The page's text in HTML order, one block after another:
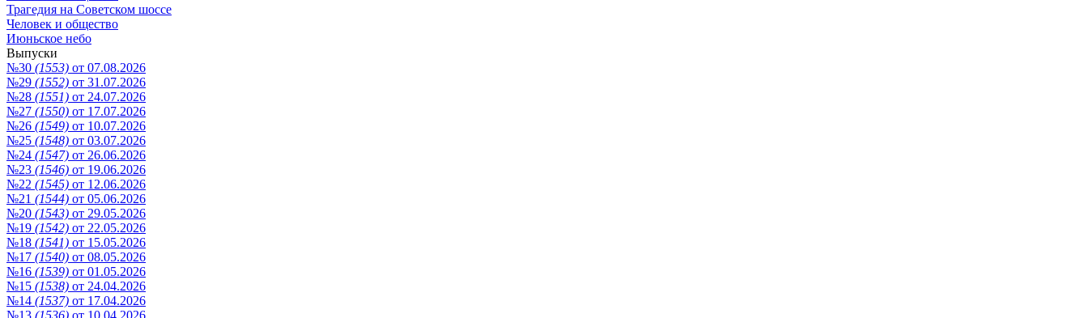
Трагедия на Советском шоссе
Человек и общество
Июньское небо
Выпуски
№30 (1553) от 07.08.2026
№29 (1552) от 31.07.2026
№28 (1551) от 24.07.2026
№27 (1550) от 17.07.2026
№26 (1549) от 10.07.2026
№25 (1548) от 03.07.2026
№24 (1547) от 26.06.2026
№23 (1546) от 19.06.2026
№22 (1545) от 12.06.2026
№21 (1544) от 05.06.2026
№20 (1543) от 29.05.2026
№19 (1542) от 22.05.2026
№18 (1541) от 15.05.2026
№17 (1540) от 08.05.2026
№16 (1539) от 01.05.2026
№15 (1538) от 24.04.2026
№14 (1537) от 17.04.2026
№13 (1536) от 10.04.2026